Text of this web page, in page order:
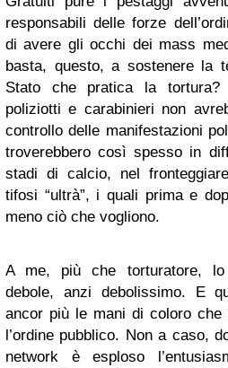
responsabili delle forze
di avere gli occhi dei mass
basta, questo, a sostenere la
Stato che pratica la
poliziotti e carabinieri non
controllo delle manifestazioni
troverebbero così spesso in
stadi di calcio, nel
tifosi “ultrà”, i quali prima e
meno ciò che vogliono.
A me, più che torturatore, lo
debole, anzi debolissimo. E
ancor più le mani di coloro che
l’ordine pubblico. Non a caso,
network è esploso